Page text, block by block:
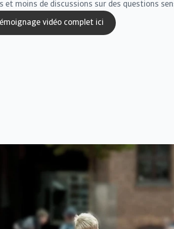
et moins de discussions sur des questions
vidéo complet ici